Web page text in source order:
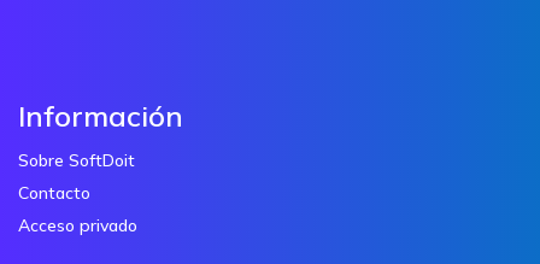
Información
Sobre SoftDoit
Contacto
Acceso privado